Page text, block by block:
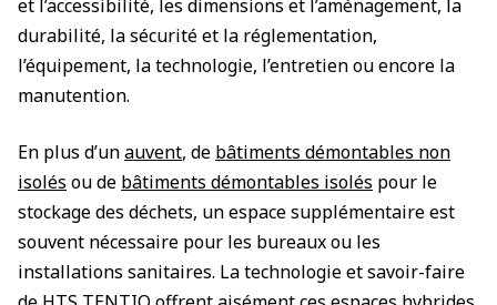
et l’accessibilité, les dimensions et l’aménagement, la
durabilité, la sécurité et la réglementation,
l’équipement, la technologie, l’entretien ou encore la
manutention.
En plus d’unauvent, de bâtiments démontables non
isolés ou de bâtiments démontables isolés pour le
stockage des déchets, un espace supplémentaire est
souvent nécessaire pour les bureaux ou les
installations sanitaires. La technologie et savoir-faire